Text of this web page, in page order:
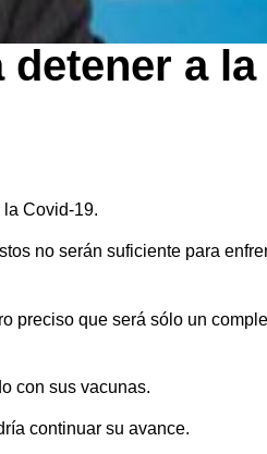
detener a la
Covid-19.
no serán suficiente para
preciso que será sólo un
con sus vacunas.
continuar su avance.